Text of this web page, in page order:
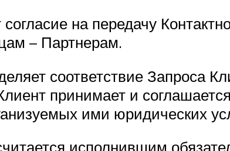
на передачу
– Партнерам.
соответствие Запроса
принимает и
ими юридических
исполнившим